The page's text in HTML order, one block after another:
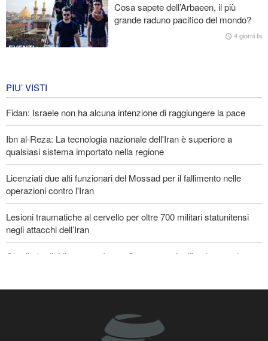
Gharibabadi: L'intesa tra Iran e Oman non significa la completa
riapertura dello Stretto di Hormuz
EVENTI
Cosa sapete dell’Arbaeen, il più
grande raduno pacifico del mondo?
4 giorni fa
EVENTI
PIU’ VISTI
Fidan: Israele non ha alcuna intenzione di raggiungere la pace
Ibn al-Reza: La tecnologia nazionale dell'Iran è superiore a
qualsiasi sistema importato nella regione
Licenziati due alti funzionari del Mossad per il fallimento nelle
operazioni contro l'Iran
Lesioni traumatiche al cervello per oltre 700 militari statunitensi
negli attacchi dell’Iran
Gharibabadi: L'intesa tra Iran e Oman non significa la completa
Se non avessimo sacrificato i giapponesi, il futuro del mondo